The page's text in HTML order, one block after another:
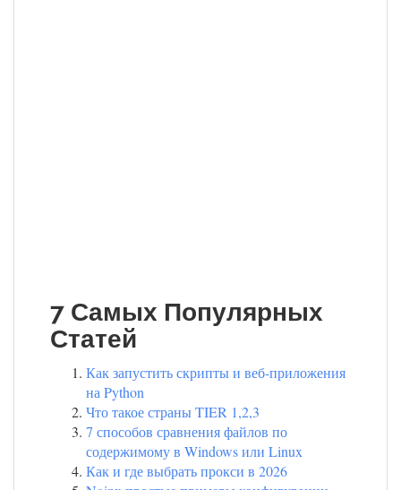
7 Самых Популярных
Статей
Как запустить скрипты и веб-приложения
на Python
Что такое страны TIER 1,2,3
7 способов сравнения файлов по
содержимому в Windows или Linux
Как и где выбрать прокси в 2026